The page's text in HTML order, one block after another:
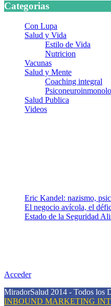
Categorias
Con Lupa
Salud y Vida
Estilo de Vida
Nutricion
Vacunas
Salud y Mente
Coaching integral
Salud Publica
Videos
Eric Kandel: nazismo,
El negocio avícola, el
Estado de la Seguridad
Acceder
MiradorSalud 2014 - Todos los
INBOUND MARKETING